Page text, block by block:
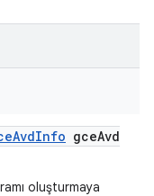
AvdInfo gceAvd
oluşturmaya